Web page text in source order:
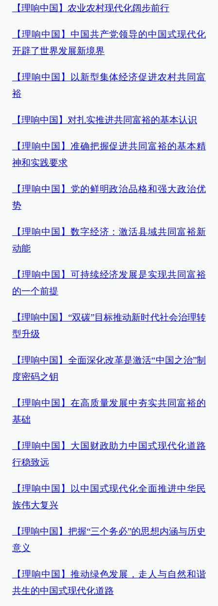
【理响中国】农业农村现代化阔步前行
【理响中国】中国共产党领导的中国式现代化
开辟了世界发展新境界
【理响中国】以新型集体经济促进农村共同富
裕
【理响中国】对扎实推进共同富裕的基本认识
【理响中国】准确把握促进共同富裕的基本精
神和实践要求
【理响中国】党的鲜明政治品格和强大政治优
势
【理响中国】数字经济：激活县域共同富裕新
动能
【理响中国】可持续经济发展是实现共同富裕
的一个前提
【理响中国】“双碳”目标推动新时代社会治理转
型升级
【理响中国】全面深化改革是激活“中国之治”制
度密码之钥
【理响中国】在高质量发展中夯实共同富裕的
基础
【理响中国】大国财政助力中国式现代化道路
行稳致远
【理响中国】以中国式现代化全面推进中华民
族伟大复兴
【理响中国】把握“三个务必”的思想内涵与历史
意义
【理响中国】推动绿色发展，走人与自然和谐
共生的中国式现代化道路